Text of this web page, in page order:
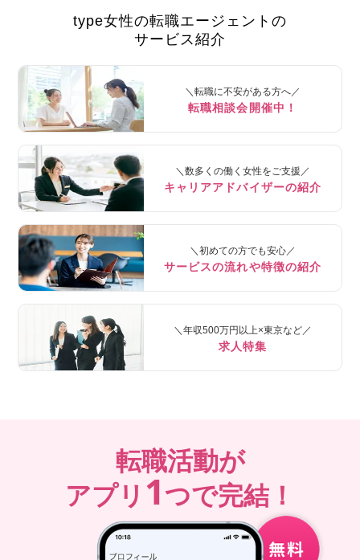
type女性の転職エージェントの
サービス紹介
＼転職に不安がある方へ／
転職相談会開催中！
＼数多くの働く女性をご支援／
キャリアアドバイザーの紹介
＼初めての方でも安心／
サービスの流れや特徴の紹介
＼年収500万円以上×東京など／
求人特集
転職活動が
アプリ 1つで完結！